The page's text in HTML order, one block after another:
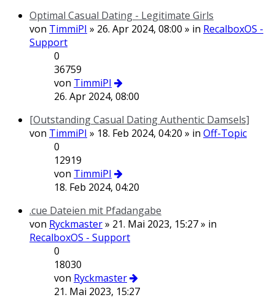
Optimal Сasual Dating - Legitimate Girls
von TimmiPI » 26. Apr 2024, 08:00 » in RecalboxOS -
Support
0
36759
von TimmiPI
26. Apr 2024, 08:00
[Outstanding Сasual Dating Authentic Damsels]
von TimmiPI » 18. Feb 2024, 04:20 » in Off-Topic
0
12919
von TimmiPI
18. Feb 2024, 04:20
.cue Dateien mit Pfadangabe
von Ryckmaster» 21. Mai 2023, 15:27 » in
RecalboxOS - Support
0
18030
von Ryckmaster
21. Mai 2023, 15:27